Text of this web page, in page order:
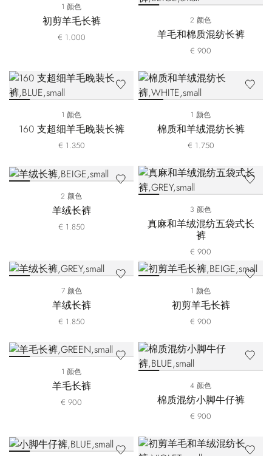
1 颜色
初剪羊毛长裤
€ 1.000
2 颜色
羊毛和棉质混纺长裤
€ 900
1 颜色
160 支超细羊毛晚装长裤
€ 1.350
1 颜色
棉质和羊绒混纺长裤
€ 1.750
2 颜色
羊绒长裤
€ 1.850
3 颜色
真麻和羊绒混纺五袋式长
裤
€ 900
7 颜色
羊绒长裤
€ 1.850
1 颜色
初剪羊毛长裤
€ 900
1 颜色
羊毛长裤
€ 900
4 颜色
棉质混纺小脚牛仔裤
€ 900